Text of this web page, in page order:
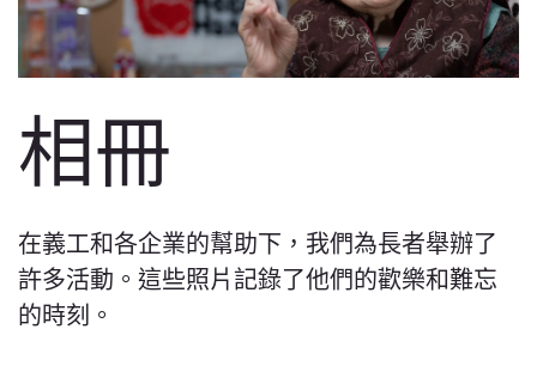
相冊
在義工和各企業的幫助下，我們為長者舉辦了
許多活動。這些照片記錄了他們的歡樂和難忘
的時刻。